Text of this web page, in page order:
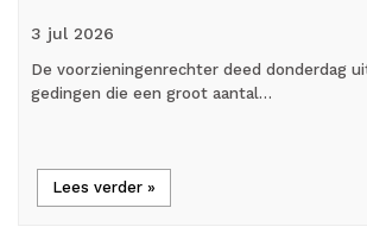
3 jul 2026
De voorzieningenrechter deed donderdag
gedingen die een groot aantal…
Lees verder »